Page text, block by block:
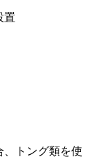
置
トング類を使